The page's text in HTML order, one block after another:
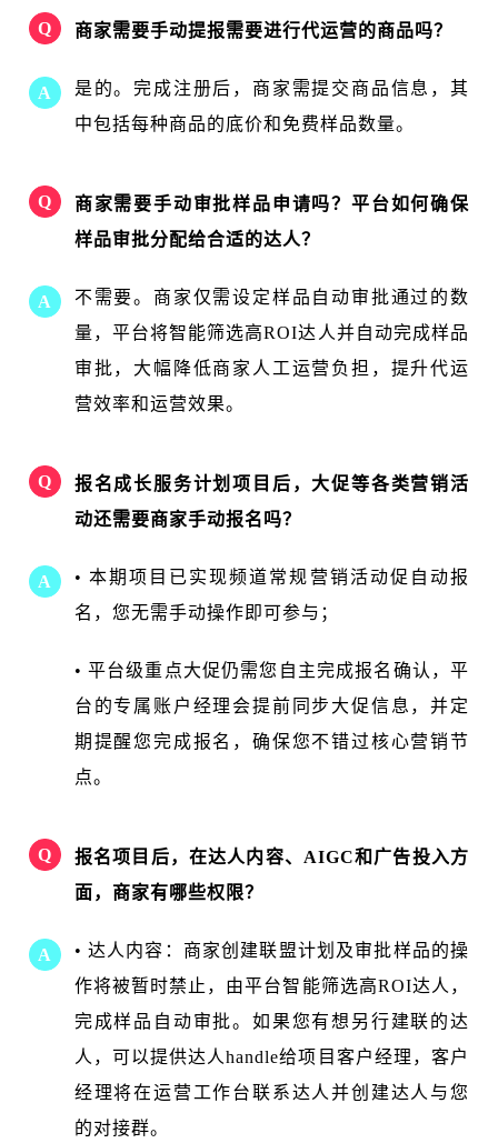
Q 商家需要手动提报需要进行代运营的商品吗？
A
是的。完成注册后，商家需提交商品信息，其
中包括每种商品的底价和免费样品数量。
Q
商家需要手动审批样品申请吗？平台如何确保
样品审批分配给合适的达人？
A
不需要。商家仅需设定样品自动审批通过的数
量，平台将智能筛选高ROI达人并自动完成样品
审批，大幅降低商家人工运营负担，提升代运
营效率和运营效果。
Q
报名成长服务计划项目后，大促等各类营销活
动还需要商家手动报名吗？
A
• 本期项目已实现频道常规营销活动促自动报
名，您无需手动操作即可参与；
• 平台级重点大促仍需您自主完成报名确认，平
台的专属账户经理会提前同步大促信息，并定
期提醒您完成报名，确保您不错过核心营销节
点。
Q
报名项目后，在达人内容、AIGC和广告投入方
面，商家有哪些权限？
A
• 达人内容：商家创建联盟计划及审批样品的操
作将被暂时禁止，由平台智能筛选高ROI达人，
完成样品自动审批。如果您有想另行建联的达
人，可以提供达人handle给项目客户经理，客户
经理将在运营工作台联系达人并创建达人与您
的对接群。